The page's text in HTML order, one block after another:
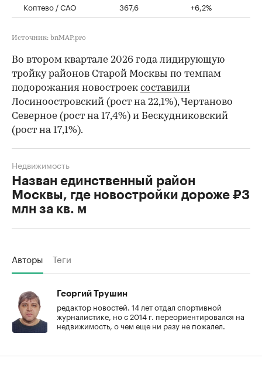
Коптево / САО
367,6 +6,2%
Источник: bnMAP.pro
Во втором квартале 2026 года лидирующую
тройку районов Старой Москвы по темпам
подорожания новостроек составили
Лосиноостровский (рост на 22,1%), Чертаново
Северное (рост на 17,4%) и Бескудниковский
(рост на 17,1%).
Назван единственный район
Москвы, где новостройки дороже ₽3
млн за кв. м
Недвижимость
Авторы Теги
Георгий Трушин
редактор новостей. 14 лет отдал спортивной
журналистике, но с 2014 г. переориентировался на
недвижимость, о чем еще ни разу не пожалел.